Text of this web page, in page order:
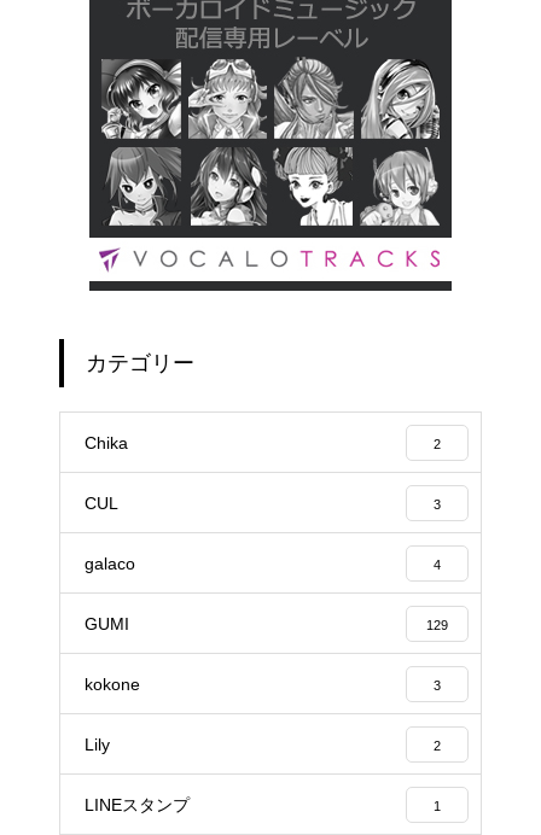
カテゴリー
Chika 2
CUL 3
galaco 4
GUMI 129
kokone 3
Lily 2
LINEスタンプ 1